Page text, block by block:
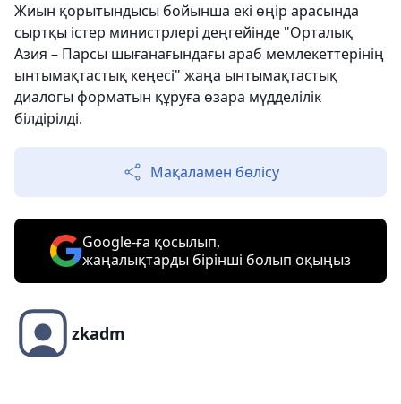
Жиын қорытындысы бойынша екі өңір арасында
сыртқы істер министрлері деңгейінде "Орталық
Азия – Парсы шығанағындағы араб мемлекеттерінің
ынтымақтастық кеңесі" жаңа ынтымақтастық
диалогы форматын құруға өзара мүдделілік
білдірілді.
Мақаламен бөлісу
Google-ға қосылып,
жаңалықтарды бірінші болып оқыңыз
zkadm